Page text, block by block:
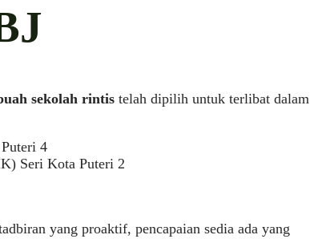
sekolah rintistelah dipilih untuk terlibat dalam
4
Seri Kota Puteri 2
yang proaktif, pencapaian sedia ada yang